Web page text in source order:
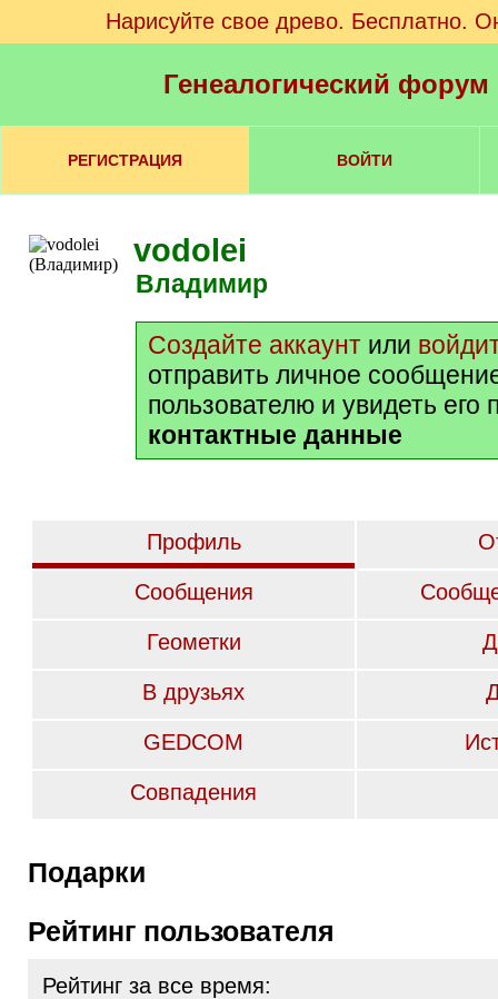
Нарисуйте свое древо. Бесплатно.
Генеалогический
РЕГИСТРАЦИЯ ВОЙТИ
vodolei
Владимир
Создайте аккаунт или
отправить личное
пользователю и увидеть его
контактные данные
Профиль
Сообщения
Геометки
В друзьях
GEDCOM
Совпадения
Подарки
Рейтинг пользователя
Рейтинг за все время: